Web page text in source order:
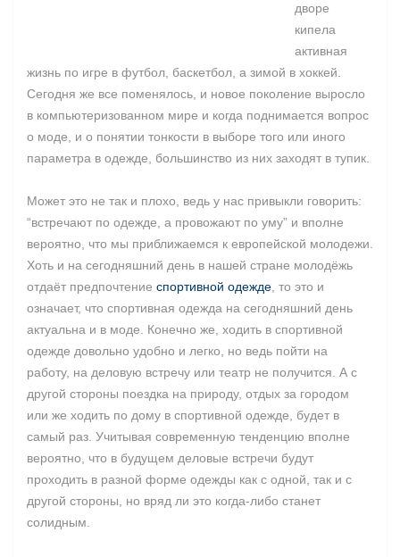
дворе
кипела
активная
жизнь по игре в футбол, баскетбол, а зимой в хоккей.
Сегодня же все поменялось, и новое поколение выросло
в компьютеризованном мире и когда поднимается вопрос
о моде, и о понятии тонкости в выборе того или иного
параметра в одежде, большинство из них заходят в тупик.
Может это не так и плохо, ведь у нас привыкли говорить:
“встречают по одежде, а провожают по уму” и вполне
вероятно, что мы приближаемся к европейской молодежи.
Хоть и на сегодняшний день в нашей стране молодёжь
отдаёт предпочтение спортивной одежде , то это и
означает, что спортивная одежда на сегодняшний день
актуальна и в моде. Конечно же, ходить в спортивной
одежде довольно удобно и легко, но ведь пойти на
работу, на деловую встречу или театр не получится. А с
другой стороны поездка на природу, отдых за городом
или же ходить по дому в спортивной одежде, будет в
самый раз. Учитывая современную тенденцию вполне
вероятно, что в будущем деловые встречи будут
проходить в разной форме одежды как с одной, так и с
другой стороны, но вряд ли это когда-либо станет
солидным.